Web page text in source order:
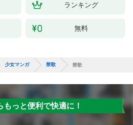
ランキング
無料
少女マンガ 禁歌 禁歌
もっと便利で快適に！